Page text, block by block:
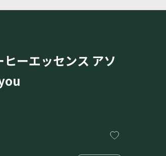
ーエッセンス アソ